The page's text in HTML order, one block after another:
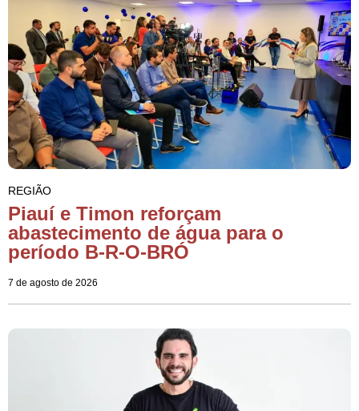
REGIÃO
Piauí e Timon reforçam
abastecimento de água para o
período B-R-O-BRÓ
7 de agosto de 2026